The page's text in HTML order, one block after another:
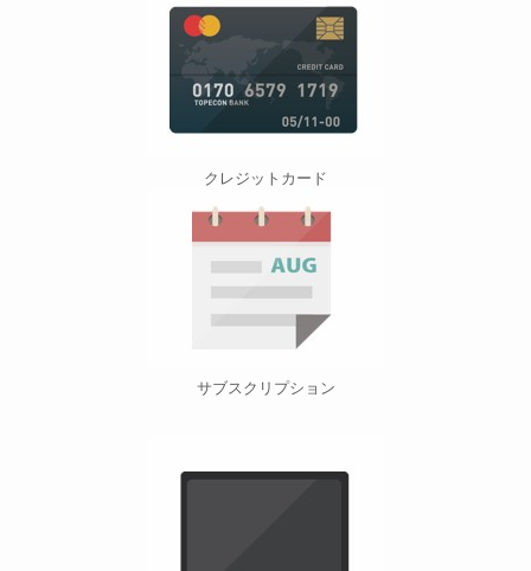
クレジットカード
サブスクリプション